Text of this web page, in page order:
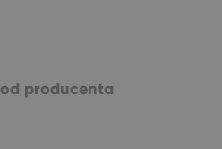
od producenta